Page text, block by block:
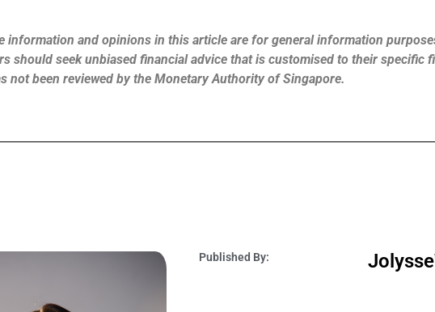
information and opinions in this article are for general information
should seek unbiased financial advice that is customised to their
not been reviewed by the Monetary Authority of Singapore.
Published By: